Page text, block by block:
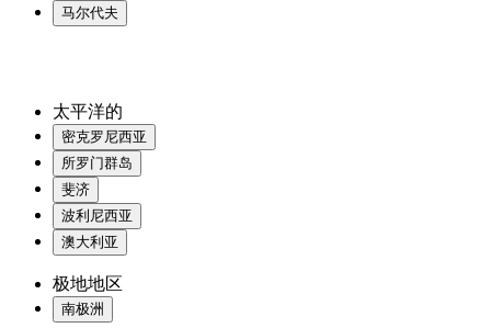
马尔代夫
太平洋的
密克罗尼西亚
所罗门群岛
斐济
波利尼西亚
澳大利亚
极地地区
南极洲